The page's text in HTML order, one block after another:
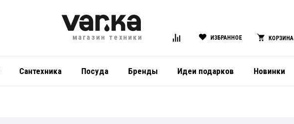
магазин техники ИЗБРАННОЕ КОРЗИНА
Сантехника Посуда Бренды Идеи подарков Новинки